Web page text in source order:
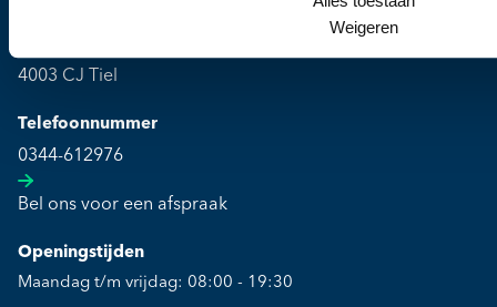
Weigeren
4003 CJ Tiel
Telefoonnummer
0344-612976
Bel ons voor een afspraak
Openingstijden
Maandag t/m vrijdag: 08:00 - 19:30